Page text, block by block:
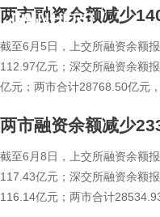
两市融资余额减少
截至6月5日，上交所融资余额
112.97亿元；深交所融资余额
亿元；两市合计28768.50亿元
两市融资余额减少
截至6月8日，上交所融资余额
117.43亿元；深交所融资余额
116.14亿元；两市合计